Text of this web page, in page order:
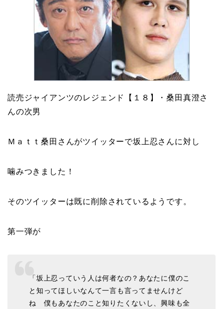
読売ジャイアンツのレジェンド【１８】・桑田真澄さ
んの次男
Ｍａｔｔ桑田さんがツイッターで坂上忍さんに対し
噛みつきました！
そのツイッターは既に削除されているようです。
第一弾が
「坂上忍っていう人は何者なの？あなたに僕のこ
と知ってほしいなんて一言も言ってませんけど
ね 僕もあなたのこと知りたくないし、興味も全